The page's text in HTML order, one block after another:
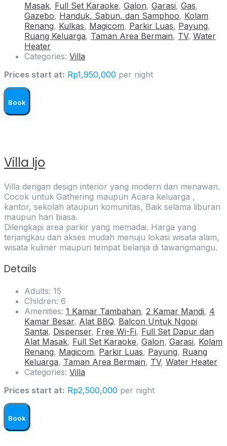
Masak, Full Set Karaoke, Galon, Garasi, Gas,
Gazebo, Handuk, Sabun, dan Samphoo, Kolam
Renang, Kulkas, Magicom, Parkir Luas, Payung,
Ruang Keluarga, Taman Area Bermain, TV, Water
Heater
Categories: Villa
Prices start at: Rp1,950,000 per night
Book
Villa Ijo
Villa dengan design interior yang modern dan menawan.
Cocok untuk Gathering maupun Acara keluarga ,
kantor, sekolah ataupun komunitas, Baik selama liburan
maupun hari biasa.
Dilengkapi area parkir yang memadai. Harga yang
terjangkau dan akses mudah menuju lokasi wisata alam,
wisata kuliner maupun tempat belanja di tawangmangu.
Details
Adults: 15
Children: 6
Amenities: 1 Kamar Tambahan, 2 Kamar Mandi, 4
Kamar Besar, Alat BBQ, Balcon Untuk Ngopi
Santai, Dispenser, Free Wi-Fi, Full Set Dapur dan
Alat Masak, Full Set Karaoke, Galon, Garasi, Kolam
Renang, Magicom, Parkir Luas, Payung, Ruang
Keluarga, Taman Area Bermain, TV, Water Heater
Categories: Villa
Prices start at: Rp2,500,000 per night
Book